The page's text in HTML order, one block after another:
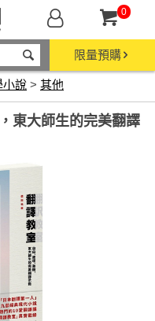
0
限量預購
小說 > 其他
東大師生的完美翻譯